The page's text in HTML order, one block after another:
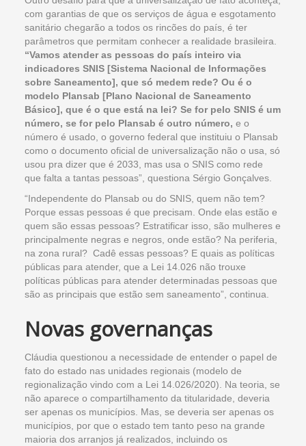
com garantias de que os serviços de água e esgotamento
sanitário chegarão a todos os rincões do país, é ter
parâmetros que permitam conhecer a realidade brasileira.
“Vamos atender as pessoas do país inteiro via
indicadores SNIS [Sistema Nacional de Informações
sobre Saneamento], que só medem rede? Ou é o
modelo Plansab [Plano Nacional de Saneamento
Básico], que é o que está na lei? Se for pelo SNIS é um
número, se for pelo Plansab é outro número, e o
número é usado, o governo federal que instituiu o Plansab
como o documento oficial de universalização não o usa, só
usou pra dizer que é 2033, mas usa o SNIS como rede
que falta a tantas pessoas”, questiona Sérgio Gonçalves.
“Independente do Plansab ou do SNIS, quem não tem?
Porque essas pessoas é que precisam. Onde elas estão e
quem são essas pessoas? Estratificar isso, são mulheres e
principalmente negras e negros, onde estão? Na periferia,
na zona rural? Cadê essas pessoas? E quais as políticas
públicas para atender, que a Lei 14.026 não trouxe
políticas públicas para atender determinadas pessoas que
são as principais que estão sem saneamento”, continua.
Novas governanças
Cláudia questionou a necessidade de entender o papel de
fato do estado nas unidades regionais (modelo de
regionalização vindo com a Lei 14.026/2020). Na teoria, se
não aparece o compartilhamento da titularidade, deveria
ser apenas os municípios. Mas, se deveria ser apenas os
municípios, por que o estado tem tanto peso na grande
maioria dos arranjos já realizados, incluindo os